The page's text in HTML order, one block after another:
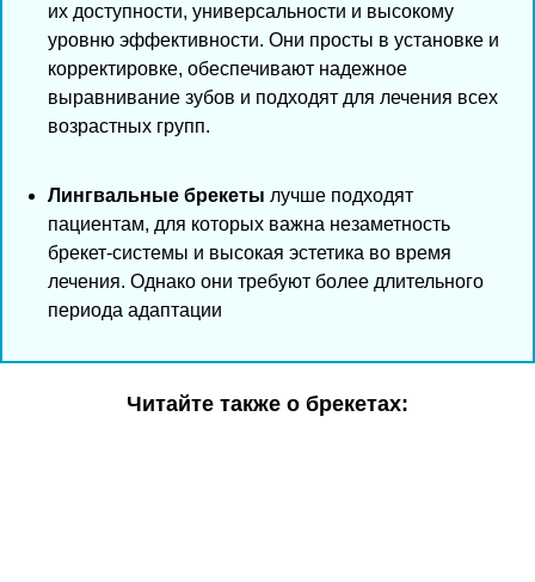
их доступности, универсальности и высокому
уровню эффективности. Они просты в установке и
корректировке, обеспечивают надежное
выравнивание зубов и подходят для лечения всех
возрастных групп.
Лингвальные брекеты лучше подходят
пациентам, для которых важна незаметность
брекет-системы и высокая эстетика во время
лечения. Однако они требуют более длительного
периода адаптации
Читайте также о брекетах: